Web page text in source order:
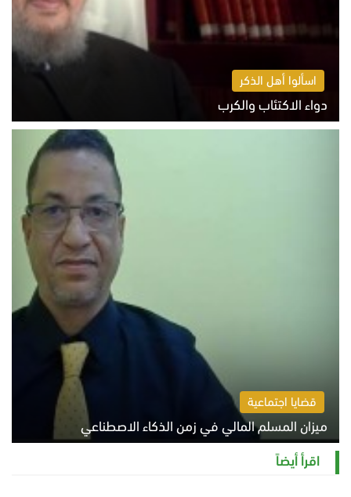
اسألوا أهل الذكر
دواء الاكتئاب والكرب
السبت 8 أغسطس 2026 10:54 ص
قضايا اجتماعية
ميزان المسلم المالي في زمن الذكاء الاصطناعي
السبت 8 أغسطس 2026 11:21 ص
اقرأ أيضاً